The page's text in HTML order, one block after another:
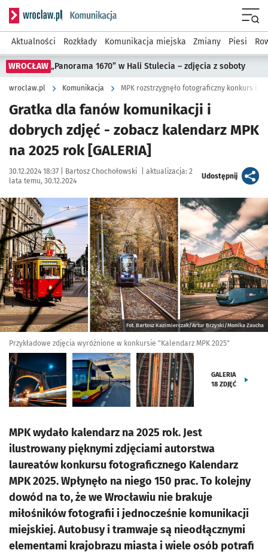
Serwis informacyjny wroclaw.pl podserwis: Komunikacja
Aktualności Rozkłady Komunikacja miejska Zmiany Piesi
WROCŁAW „Panorama 1670” w Hali Stulecia – zdjęcia z soboty
wroclaw.pl Komunikacja MPK rozstrzygnęło fotograficzny konkurs i
Gratka dla fanów komunikacji i
dobrych zdjęć - zobacz kalendarz MPK
na 2025 rok [GALERIA]
Data publikacji:
30.12.2024 18:37 | Autor:
Bartosz Chochołowski aktualizacja: 2
lata temu, 30.12.2024
Udostępnijartykuł
Kliknij, aby zobaczyć galerię
Fot. Bartosz Kazimierczak/Artur Brzyski/Monika Zaucha
Przykładowe zdjęcia wyróżnione w konkursie "Kalendarz MPK 2025"
GALERIA
18 ZDJĘĆ
MPK wydało kalendarz na 2025 rok. Jest
ilustrowany pięknymi zdjęciami autorstwa
laureatów konkursu fotograficznego Kalendarz
MPK 2025. Wpłynęło na niego 150 prac. To kolejny
dowód na to, że we Wrocławiu nie brakuje
miłośników fotografii i jednocześnie komunikacji
miejskiej. Autobusy i tramwaje są nieodłącznymi
elementami krajobrazu miasta i wiele osób potrafi